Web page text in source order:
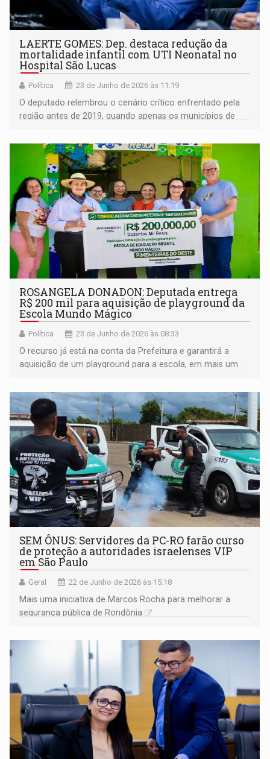
LAERTE GOMES: Dep. destaca redução da
mortalidade infantil com UTI Neonatal no
Hospital São Lucas
Política 23 de Junho de 2026 às 11:19
O deputado relembrou o cenário crítico enfrentado pela
região antes de 2019, quando apenas os municípios de
ROSANGELA DONADON: Deputada entrega
R$ 200 mil para aquisição de playground da
Escola Mundo Mágico
Política 23 de Junho de 2026 às 08:33
O recurso já está na conta da Prefeitura e garantirá a
aquisição de um playground para a escola, em mais um
Pimenteiras do Oeste
SEM ÔNUS: Servidores da PC-RO farão curso
de proteção a autoridades israelenses VIP
em São Paulo
Geral 22 de Junho de 2026 às 15:18
Mais uma iniciativa de Marcos Rocha para melhorar a
segurança pública de Rondônia